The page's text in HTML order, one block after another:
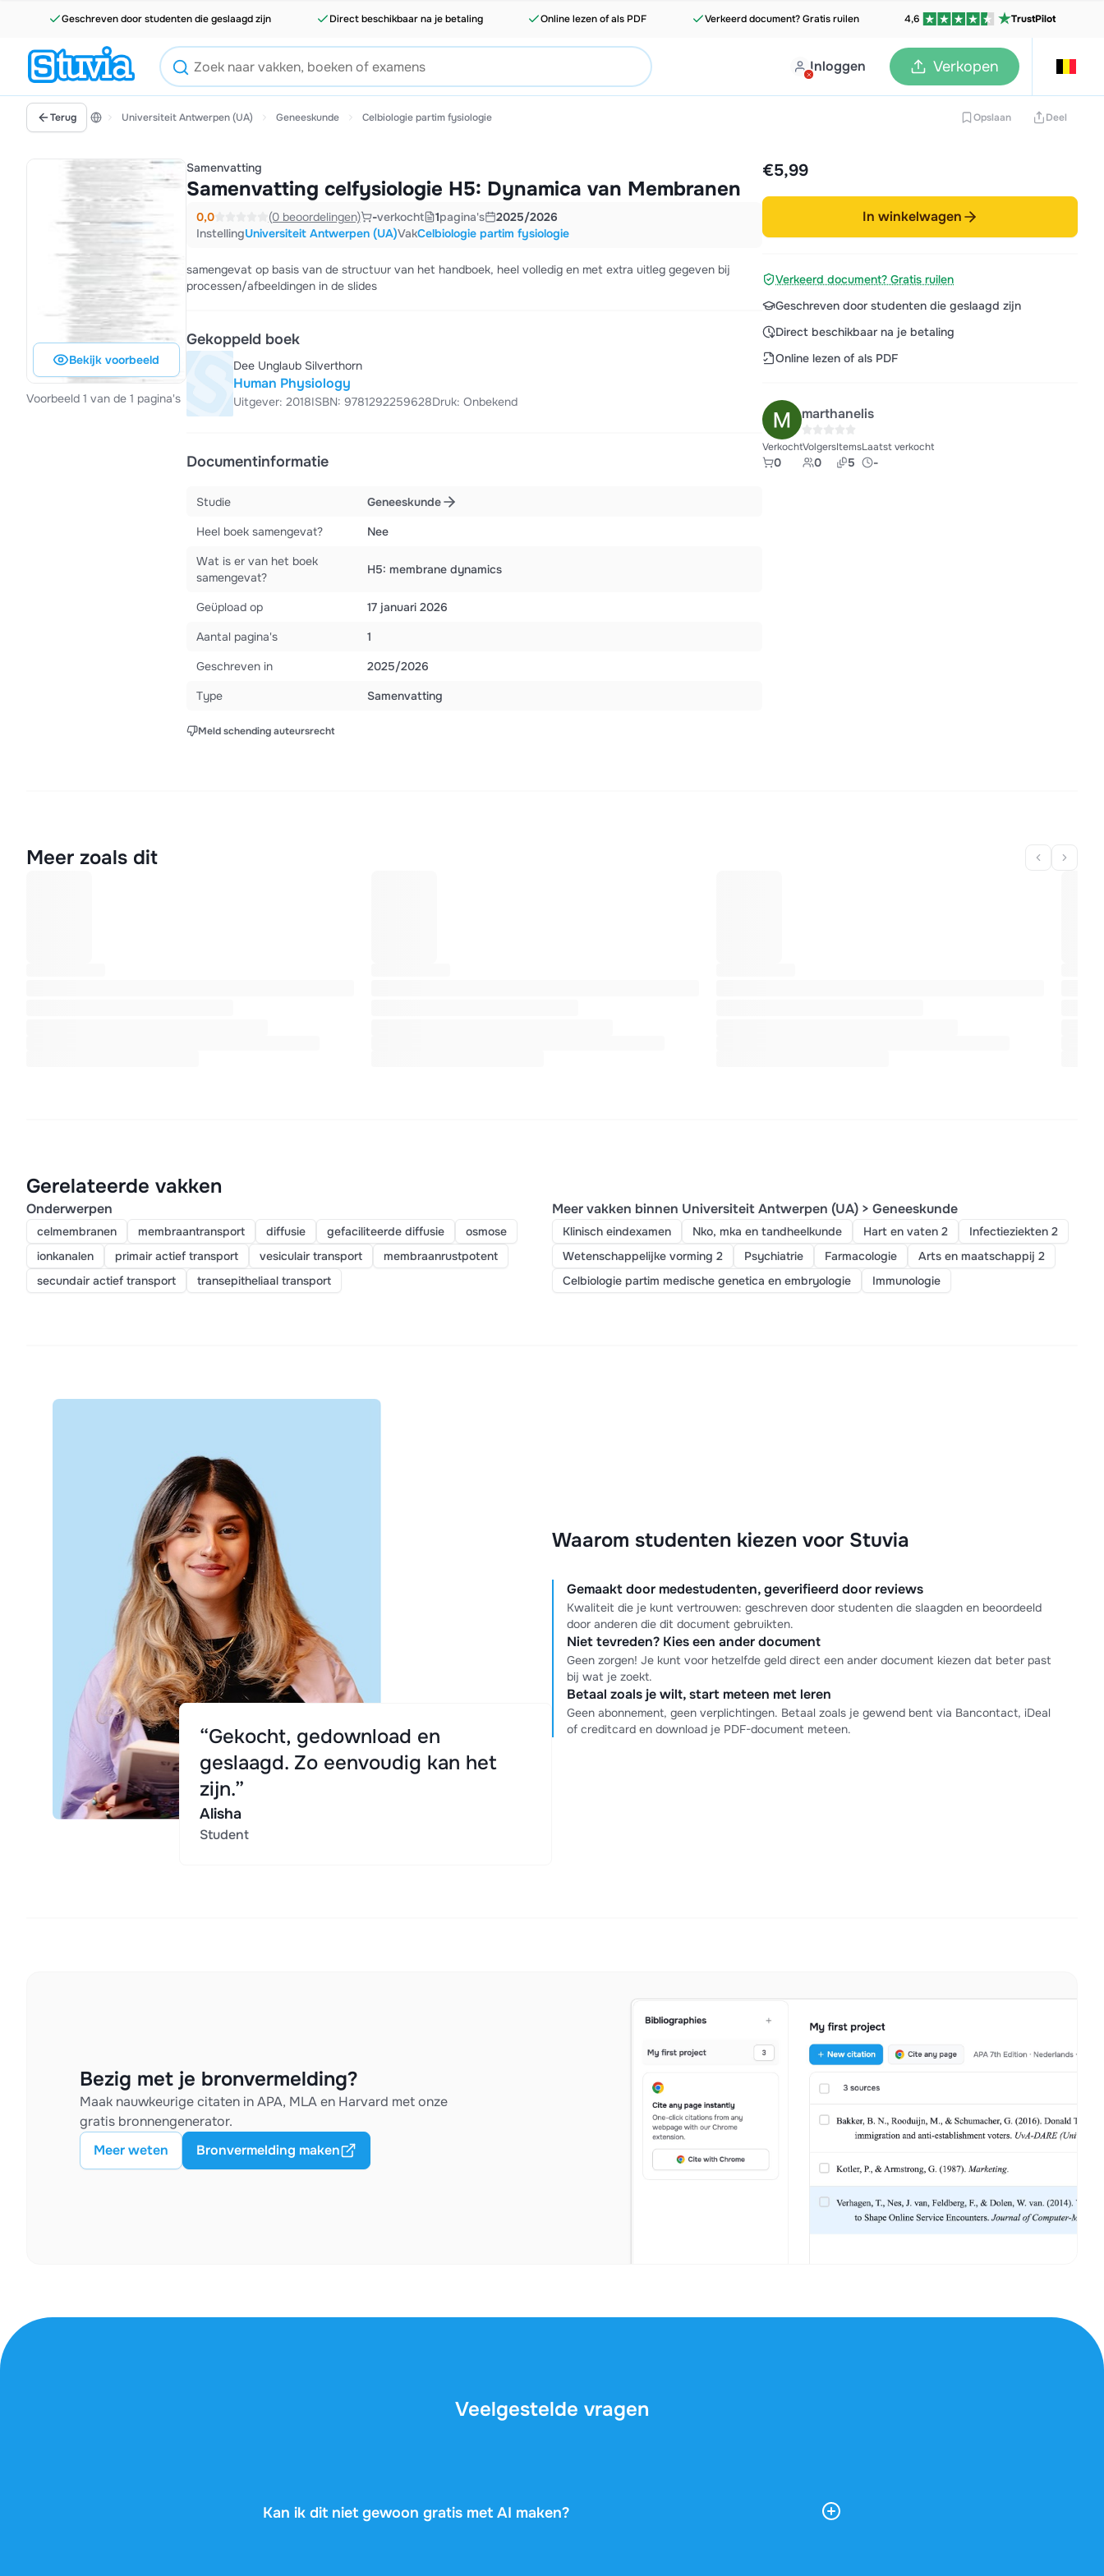
Geschreven door studenten die geslaagd zijn Direct beschikbaar na je betaling Online lezen of als PDF Verkeerd document? Gratis ruilen 4,6 TrustPilot
Inloggen Verkopen
Terug Universiteit Antwerpen (UA) Geneeskunde Celbiologie partim fysiologie Opslaan Deel
Bekijk voorbeeld
Voorbeeld 1 van de 1 pagina's
Samenvatting
Samenvatting celfysiologie H5: Dynamica van Membranen
0,0 (0 beoordelingen) -verkocht 1pagina's
2025/2026
InstellingUniversiteit Antwerpen (UA)VakCelbiologie partim fysiologie
samengevat op basis van de structuur van het handboek, heel volledig en met extra uitleg gegeven bij
processen/afbeeldingen in de slides
Gekoppeld boek
Dee Unglaub Silverthorn
Human Physiology
Uitgever: 2018ISBN: 9781292259628Druk: Onbekend
Documentinformatie
Studie
Geneeskunde
Heel boek samengevat?
Nee
Wat is er van het boek
samengevat?
H5: membrane dynamics
Geüpload op
17 januari 2026
Aantal pagina's
1
Geschreven in
2025/2026
Type
Samenvatting
Meld schending auteursrecht
€5,99
In winkelwagen
Verkeerd document? Gratis ruilen
Geschreven door studenten die geslaagd zijn
Direct beschikbaar na je betaling
Online lezen of als PDF
marthanelis
Verkocht
0
Volgers
0
Items
5
Laatst verkocht
-
Meer zoals dit
Gerelateerde vakken
Onderwerpen
celmembranen membraantransport diffusie gefaciliteerde diffusie
osmose
ionkanalen
primair actief transport vesiculair transport
membraanrustpotent
secundair actief transport
transepitheliaal transport
Meer vakken binnen Universiteit Antwerpen (UA) > Geneeskunde
Klinisch eindexamen Nko, mka en tandheelkunde Hart en vaten 2
Infectieziekten 2
Wetenschappelijke vorming 2
Psychiatrie Farmacologie
Arts en maatschappij 2
Celbiologie partim medische genetica en embryologie
Immunologie
Waarom studenten kiezen voor Stuvia
Gemaakt door medestudenten, geverifieerd door reviews
Kwaliteit die je kunt vertrouwen: geschreven door studenten die slaagden en beoordeeld
door anderen die dit document gebruikten.
Niet tevreden? Kies een ander document
Geen zorgen! Je kunt voor hetzelfde geld direct een ander document kiezen dat beter past
bij wat je zoekt.
Betaal zoals je wilt, start meteen met leren
Geen abonnement, geen verplichtingen. Betaal zoals je gewend bent via Bancontact, iDeal
of creditcard en download je PDF-document meteen.
“Gekocht, gedownload en
geslaagd. Zo eenvoudig kan het
zijn.”
Alisha
Student
Bezig met je bronvermelding?
Maak nauwkeurige citaten in APA, MLA en Harvard met onze
gratis bronnengenerator.
Meer weten
Bronvermelding maken
Veelgestelde vragen
Kan ik dit niet gewoon gratis met AI maken?